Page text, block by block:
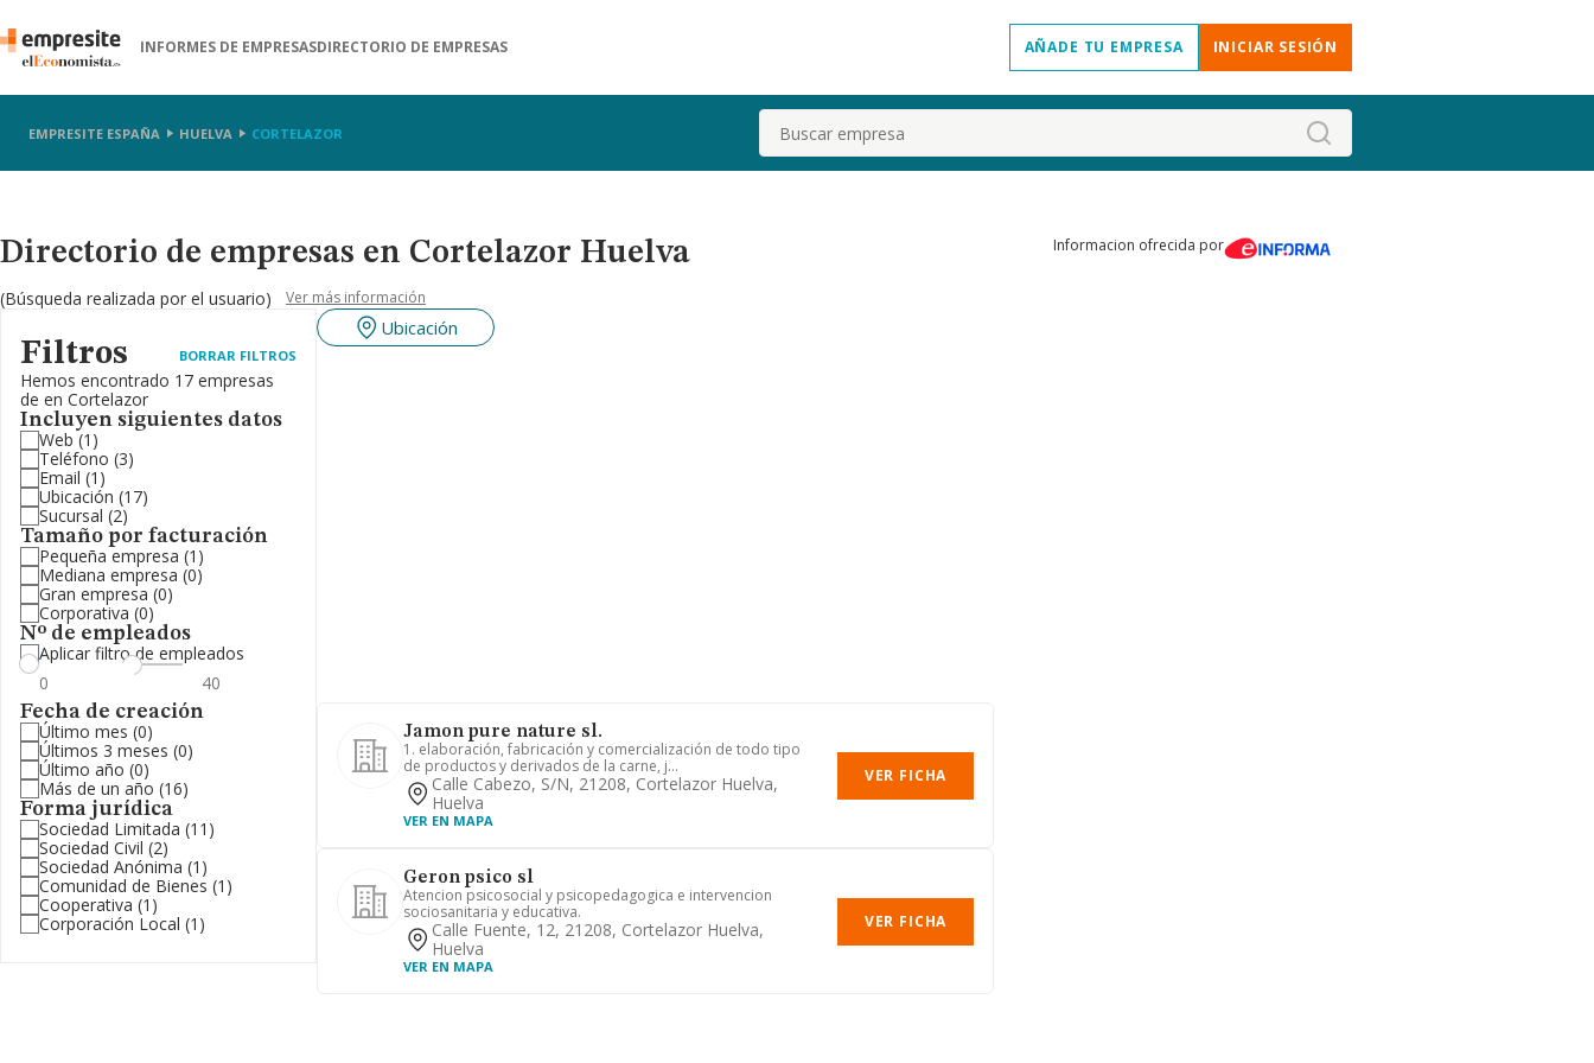
INFORMES DE EMPRESASDIRECTORIO DE EMPRESAS AÑADE TU EMPRESA INICIAR SESIÓN
EMPRESITE ESPAÑA HUELVA CORTELAZOR Buscar
Directorio de empresas en Cortelazor Huelva
(Búsqueda realizada por el usuario) Ver más información
Filtros BORRAR FILTROS
Hemos encontrado 17 empresas
de en Cortelazor
Incluyen siguientes datos
Web (1)
Teléfono (3)
Email (1)
Ubicación (17)
Sucursal (2)
Tamaño por facturación
Pequeña empresa (1)
Mediana empresa (0)
Gran empresa (0)
Corporativa (0)
Nº de empleados
Aplicar filtro de empleados
Fecha de creación
Último mes (0)
Últimos 3 meses (0)
Último año (0)
Más de un año (16)
Forma jurídica
Sociedad Limitada (11)
Sociedad Civil (2)
Sociedad Anónima (1)
Comunidad de Bienes (1)
Cooperativa (1)
Corporación Local (1)
Ubicación
Jamon pure nature sl.
1. elaboración, fabricación y comercialización de todo tipo
de productos y derivados de la carne, j...
Calle Cabezo, S/n, 21208, Cortelazor Huelva,
Huelva
VER EN MAPA
VER FICHA
Geron psico sl
Atencion psicosocial y psicopedagogica e intervencion
sociosanitaria y educativa.
Calle Fuente, 12, 21208, Cortelazor Huelva,
Huelva
VER EN MAPA
VER FICHA
Informacion ofrecida por